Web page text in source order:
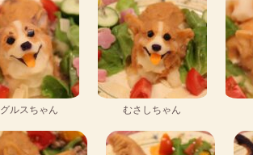
ルスちゃん むさしちゃん